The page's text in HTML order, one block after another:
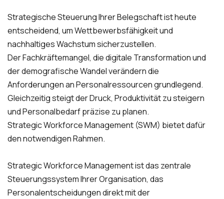
Strategische Steuerung Ihrer Belegschaft ist heute
entscheidend, um Wettbewerbsfähigkeit und
nachhaltiges Wachstum sicherzustellen.
Der Fachkräftemangel, die digitale Transformation und
der demografische Wandel verändern die
Anforderungen an Personalressourcen grundlegend.
Gleichzeitig steigt der Druck, Produktivität zu steigern
und Personalbedarf präzise zu planen.
Strategic Workforce Management (SWM) bietet dafür
den notwendigen Rahmen.
Strategic Workforce Management ist das zentrale
Steuerungssystem Ihrer Organisation, das
Personalentscheidungen direkt mit der